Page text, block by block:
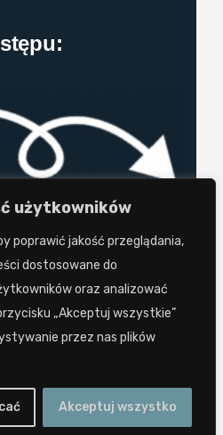
użytkowników
poprawić jakość przeglądania,
dostosowane do
oraz analizować
„Akceptuj wszystkie”
przez nas plików
Akceptuj wszystko
Twórcy Stron 2024